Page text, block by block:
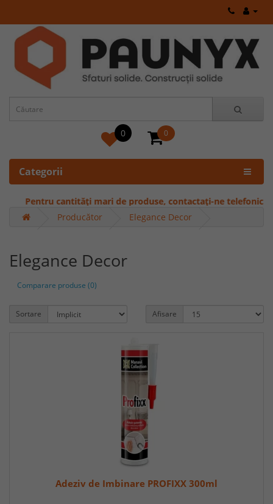
0 0
Categorii
Pentru cantități mari de produse, contactați-ne telefonic
Producător
Elegance Decor
Elegance Decor
Comparare produse (0)
Sortare Afisare
Adeziv de Imbinare PROFIXX 300ml